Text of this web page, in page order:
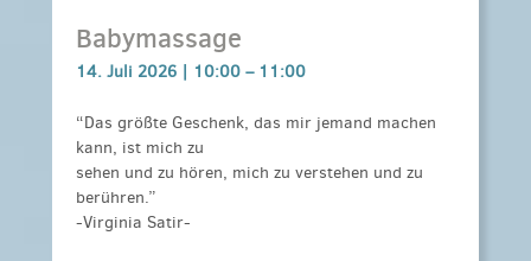
Babymassage
14. Juli 2026 | 10:00 – 11:00
“Das größte Geschenk, das mir jemand machen
kann, ist mich zu
sehen und zu hören, mich zu verstehen und zu
berühren.”
-Virginia Satir-